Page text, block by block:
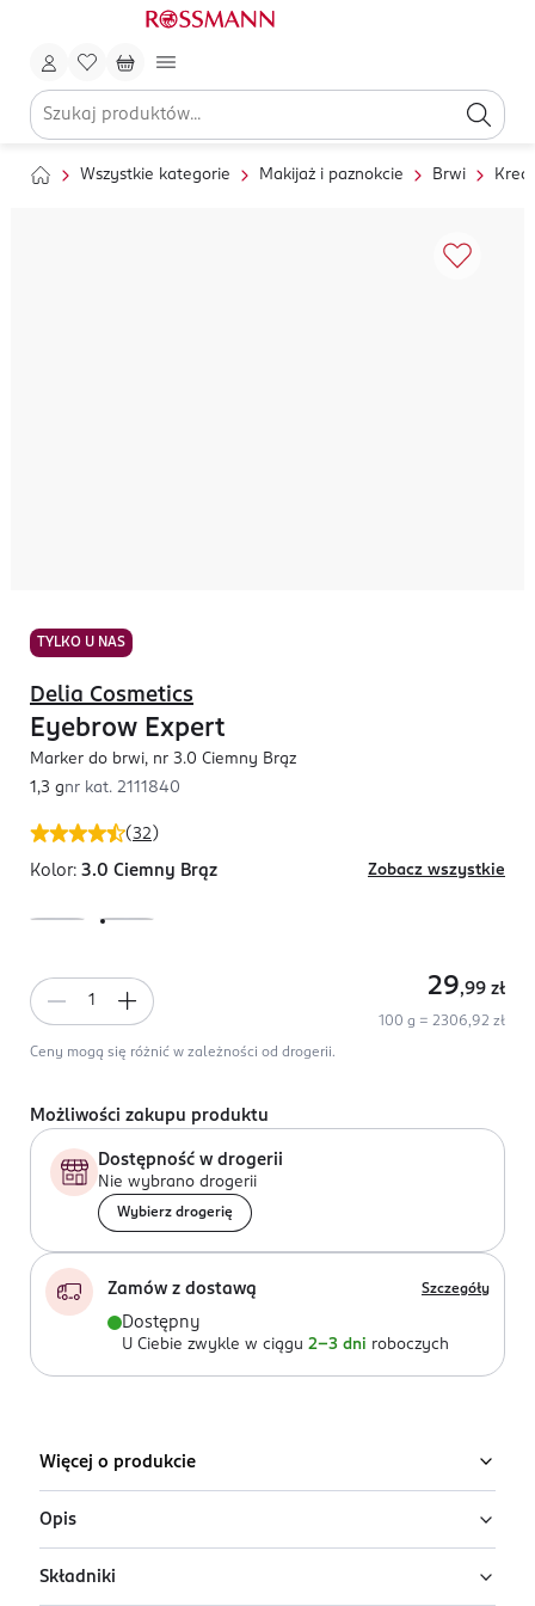
Wszystkie kategorie Makijaż i paznokcie Brwi
TYLKO U NAS
(32 )
Delia Cosmetics
Eyebrow Expert
Marker do brwi, nr 3.0 Ciemny Brąz
1,3 gnr kat. 2111840
Kolor: 3.0 Ciemny Brąz Zobacz wszystkie
29,99 zł
100 g = 2306,92 zł
Ceny mogą się różnić w zależności od drogerii.
Możliwości zakupu produktu
Dostępność w drogerii
Nie wybrano drogerii
Wybierz drogerię
Zamów z dostawą Szczegóły
Dostępny
U Ciebie zwykle w ciągu 2-3 dni roboczych
Więcej o produkcie
Opis
Wypełniający brwi marker z ekstraktem z
Składniki